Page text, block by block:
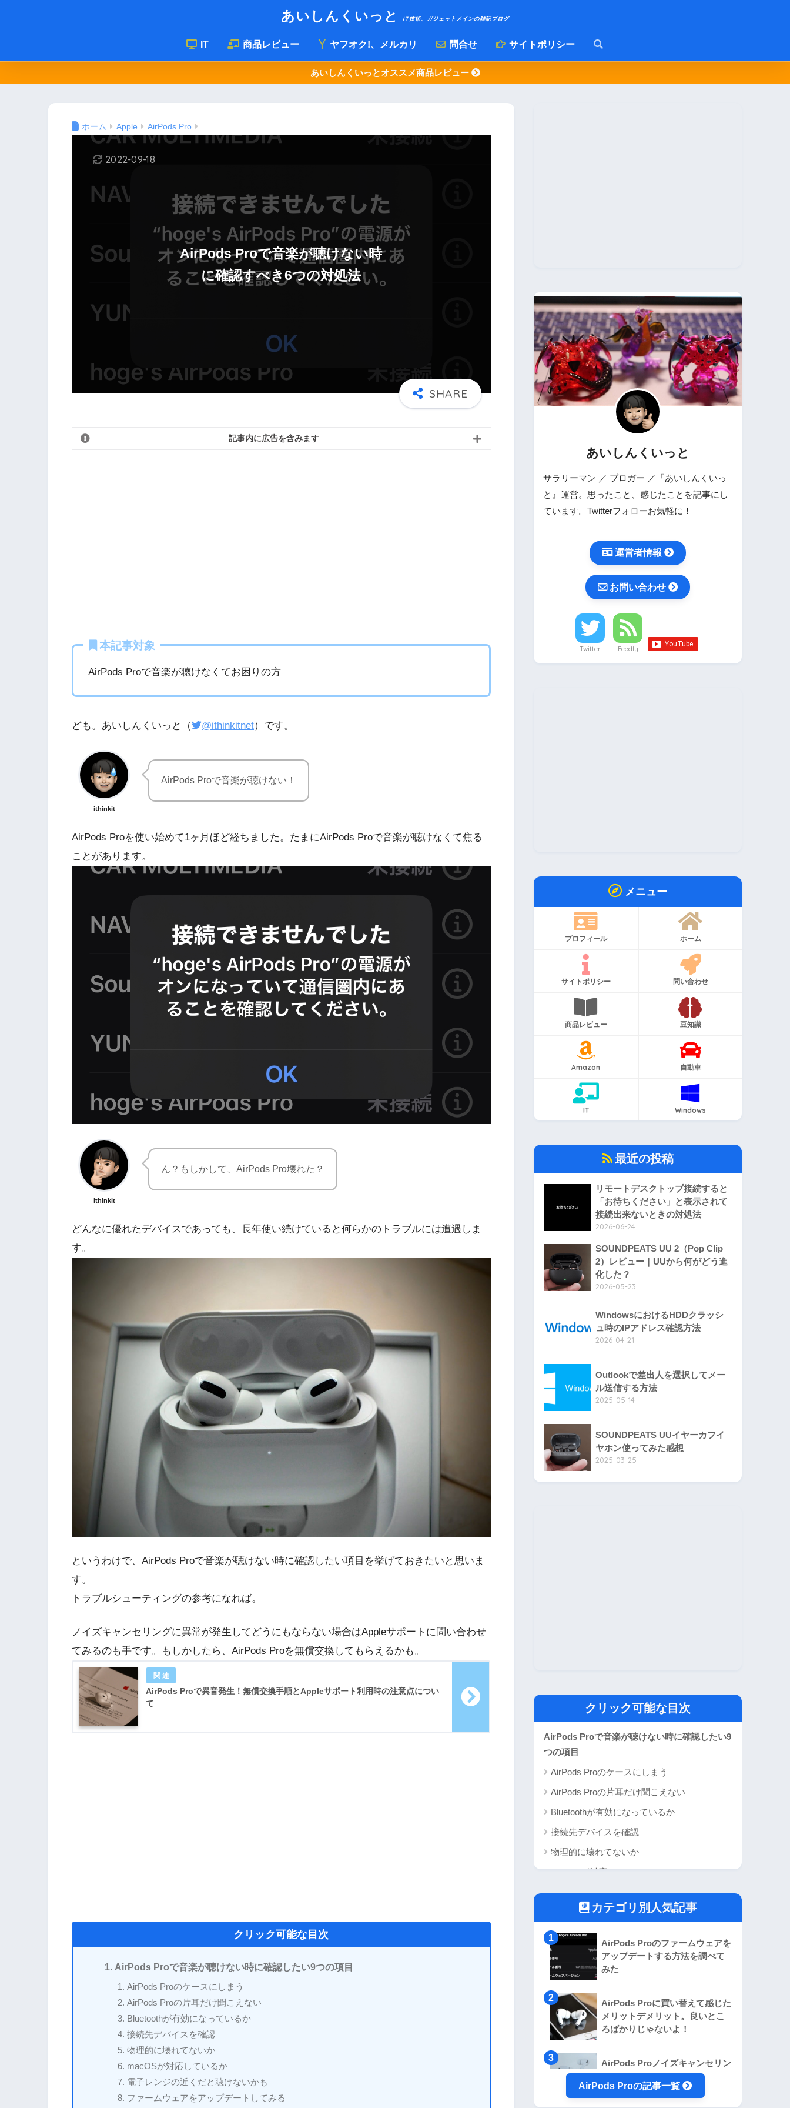
あいしんくいっと IT技術、ガジェットメインの雑記ブログ
IT 商品レビュー ヤフオク!、メルカリ 問合せ サイトポリシー
あいしんくいっとオススメ商品レビュー
ホーム Apple AirPods Pro
AirPods Proで音楽が聴けない時
に確認すべき6つの対処法
2022-09-18
記事内に広告を含みます
本記事対象
AirPods Proで音楽が聴けなくてお困りの方
ども。あいしんくいっと（ @ithinkitnet）です。
ithinkit
AirPods Proで音楽が聴けない！
AirPods Proを使い始めて1ヶ月ほど経ちました。たまにAirPods Proで音楽が聴けなくて焦る
ことがあります。
ithinkit
ん？もしかして、AirPods Pro壊れた？
どんなに優れたデバイスであっても、長年使い続けていると何らかのトラブルには遭遇しま
す。
というわけで、AirPods Proで音楽が聴けない時に確認したい項目を挙げておきたいと思いま
す。
トラブルシューティングの参考になれば。
ノイズキャンセリングに異常が発生してどうにもならない場合はAppleサポートに問い合わせ
てみるのも手です。もしかしたら、AirPods Proを無償交換してもらえるかも。
AirPods Proで異音発生！無償交換手順とAppleサポート利用時の注意点につい
て
クリック可能な目次
AirPods Proで音楽が聴けない時に確認したい9つの項目
AirPods Proのケースにしまう
AirPods Proの片耳だけ聞こえない
Bluetoothが有効になっているか
接続先デバイスを確認
物理的に壊れてないか
macOSが対応しているか
電子レンジの近くだと聴けないかも
ファームウェアをアップデートしてみる
あいしんくいっと
サラリーマン ／ ブロガー ／『あいしんくいっ
と』運営。思ったこと、感じたことを記事にし
ています。Twitterフォローお気軽に！
運営者情報
お問い合わせ
Twitter Feedly
メニュー
プロフィール ホーム
サイトポリシー 問い合わせ
商品レビュー 豆知識
Amazon 自動車
IT Windows
最近の投稿
リモートデスクトップ接続すると
「お待ちください」と表示されて
接続出来ないときの対処法
2026-06-24
SOUNDPEATS UU 2（Pop Clip
2）レビュー｜UUから何がどう進
化した？
2026-05-23
WindowsにおけるHDDクラッシ
ュ時のIPアドレス確認方法
2026-04-21
Outlookで差出人を選択してメー
ル送信する方法
2025-05-14
SOUNDPEATS UUイヤーカフイ
ヤホン使ってみた感想
2025-03-25
クリック可能な目次
AirPods Proで音楽が聴けない時に確認したい9
つの項目
AirPods Proのケースにしまう
AirPods Proの片耳だけ聞こえない
Bluetoothが有効になっているか
接続先デバイスを確認
物理的に壊れてないか
macOSが対応しているか
電子レンジの近くだと聴けないかも
ファームウェアをアップデートしてみる
AirPods Proをリセットしてみる
AirPods Proが聴こえない時の対処法まとめ
カテゴリ別人気記事
AirPods Proのファームウェアを
アップデートする方法を調べて
みた
AirPods Proに買い替えて感じた
メリットデメリット。良いとこ
ろばかりじゃないよ！
AirPods Proノイズキャンセリン
グが効かない時に確認したい項
目6選
AirPods Proの記事一覧